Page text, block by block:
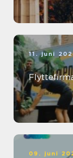
11. juni
09. juni